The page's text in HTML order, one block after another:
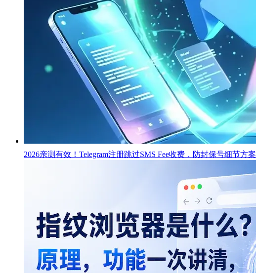
2026亲测有效！Telegram注册跳过SMS Fee收费，防封保号细节方案